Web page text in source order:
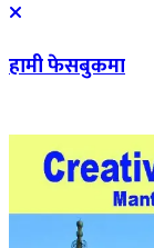
हामी फेसबुकमा